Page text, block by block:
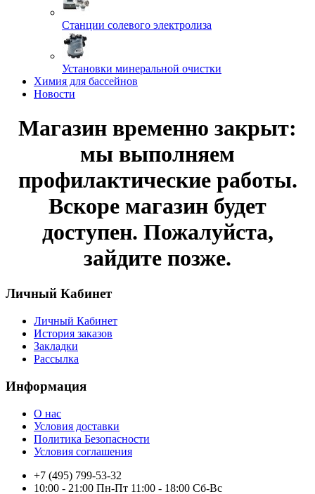
Станции солевого электролиза
Установки минеральной очистки
Химия для бассейнов
Новости
Магазин временно закрыт:
мы выполняем
профилактические работы.
Вскоре магазин будет
доступен. Пожалуйста,
зайдите позже.
Личный Кабинет
Личный Кабинет
История заказов
Закладки
Рассылка
Информация
О нас
Условия доставки
Политика Безопасности
Условия соглашения
+7 (495) 799-53-32
10:00 - 21:00 Пн-Пт 11:00 - 18:00 Сб-Вс